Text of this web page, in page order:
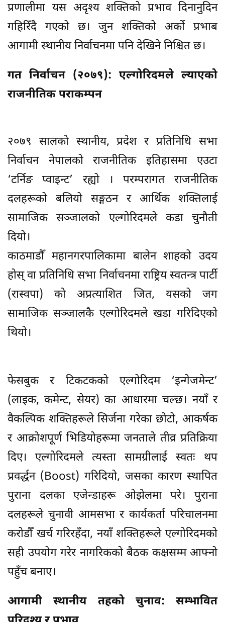
प्रणालीमा यस अदृश्य शक्तिको प्रभाव दिनानुदिन
गहिरिँदै गएको छ। जुन शक्तिको अर्को प्रभाब
आगामी स्थानीय निर्वाचनमा पनि देखिने निश्चित छ।
गत निर्वाचन (२०७९): एल्गोरिदमले ल्याएको
राजनीतिक पराकम्पन
२०७९ सालको स्थानीय, प्रदेश र प्रतिनिधि सभा
निर्वाचन नेपालको राजनीतिक इतिहासमा एउटा
‘टर्निङ प्वाइन्ट’ रह्यो । परम्परागत राजनीतिक
दलहरूको बलियो सङ्गठन र आर्थिक शक्तिलाई
सामाजिक सञ्जालको एल्गोरिदमले कडा चुनौती
दियो।
काठमाडौँ महानगरपालिकामा बालेन शाहको उदय
होस् वा प्रतिनिधि सभा निर्वाचनमा राष्ट्रिय स्वतन्त्र पार्टी
(रास्वपा) को अप्रत्याशित जित, यसको जग
सामाजिक सञ्जालकै एल्गोरिदमले खडा गरिदिएको
थियो।
फेसबुक र टिकटकको एल्गोरिदम ‘इन्गेजमेन्ट’
(लाइक, कमेन्ट, सेयर) का आधारमा चल्छ। नयाँ र
वैकल्पिक शक्तिहरूले सिर्जना गरेका छोटो, आकर्षक
र आक्रोशपूर्ण भिडियोहरूमा जनताले तीव्र प्रतिक्रिया
दिए। एल्गोरिदमले त्यस्ता सामग्रीलाई स्वतः थप
प्रवर्द्धन (Boost) गरिदियो, जसका कारण स्थापित
पुराना दलका एजेन्डाहरू ओझेलमा परे। पुराना
दलहरूले चुनावी आमसभा र कार्यकर्ता परिचालनमा
करोडौँ खर्च गरिरहँदा, नयाँ शक्तिहरूले एल्गोरिदमको
सही उपयोग गरेर नागरिकको बैठक कक्षसम्म आफ्नो
पहुँच बनाए।
आगामी स्थानीय तहको चुनाव: सम्भावित